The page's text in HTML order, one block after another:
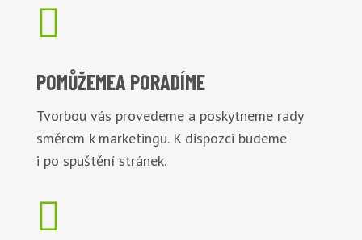

POMŮŽEMEA PORADÍME
Tvorbou vás provedeme a poskytneme rady
směrem k marketingu. K dispozci budeme
i po spuštění stránek.
